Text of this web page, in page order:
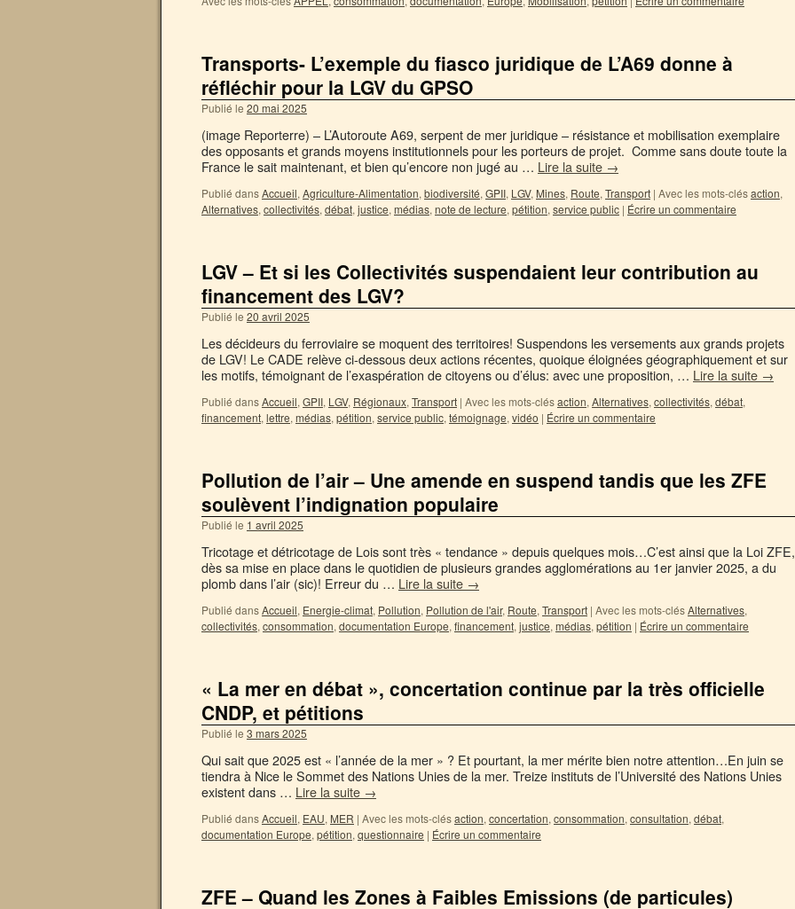
Transports- L’exemple du fiasco juridique de L’A69 donne à
réfléchir pour la LGV du GPSO
Publié le 20 mai 2025
(image Reporterre) – L’Autoroute A69, serpent de mer juridique – résistance et mobilisation exemplaire
des opposants et grands moyens institutionnels pour les porteurs de projet. Comme sans doute toute la
France le sait maintenant, et bien qu’encore non jugé au … Lire la suite →
Publié dansAccueil, Agriculture-Alimentation, biodiversité, GPII, LGV, Mines, Route, Transport | Avec les mots-clésaction,
Alternatives, collectivités, débat, justice, médias, note de lecture, pétition, service public | Écrire un commentaire
LGV – Et si les Collectivités suspendaient leur contribution au
financement des LGV?
Publié le 20 avril 2025
Les décideurs du ferroviaire se moquent des territoires! Suspendons les versements aux grands projets
de LGV! Le CADE relève ci-dessous deux actions récentes, quoique éloignées géographiquement et sur
les motifs, témoignant de l’exaspération de citoyens ou d’élus: avec une proposition, … Lire la suite →
Publié dansAccueil, GPII, LGV, Régionaux, Transport | Avec les mots-clésaction, Alternatives, collectivités, débat,
financement, lettre, médias, pétition, service public, témoignage, vidéo | Écrire un commentaire
Pollution de l’air – Une amende en suspend tandis que les ZFE
soulèvent l’indignation populaire
Publié le 1 avril 2025
Tricotage et détricotage de Lois sont très « tendance » depuis quelques mois…C’est ainsi que la Loi ZFE,
dès sa mise en place dans le quotidien de plusieurs grandes agglomérations au 1er janvier 2025, a du
plomb dans l’air (sic)! Erreur du … Lire la suite →
Publié dansAccueil, Energie-climat, Pollution, Pollution de l'air, Route, Transport | Avec les mots-clésAlternatives,
collectivités, consommation, documentation Europe, financement, justice, médias, pétition | Écrire un commentaire
« La mer en débat », concertation continue par la très officielle
CNDP, et pétitions
Publié le 3 mars 2025
Qui sait que 2025 est « l’année de la mer » ? Et pourtant, la mer mérite bien notre attention…En juin se
tiendra à Nice le Sommet des Nations Unies de la mer. Treize instituts de l’Université des Nations Unies
existent dans … Lire la suite →
Publié dansAccueil, EAU, MER | Avec les mots-clésaction, concertation, consommation, consultation, débat,
documentation Europe, pétition, questionnaire | Écrire un commentaire
ZFE – Quand les Zones à Faibles Emissions (de particules)